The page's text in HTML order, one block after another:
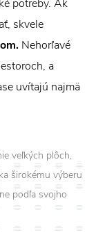
potreby. Ak
skvele
Nehorľavé
a
uvítajú najmä
veľkých plôch,
širokému výberu
podľa svojho